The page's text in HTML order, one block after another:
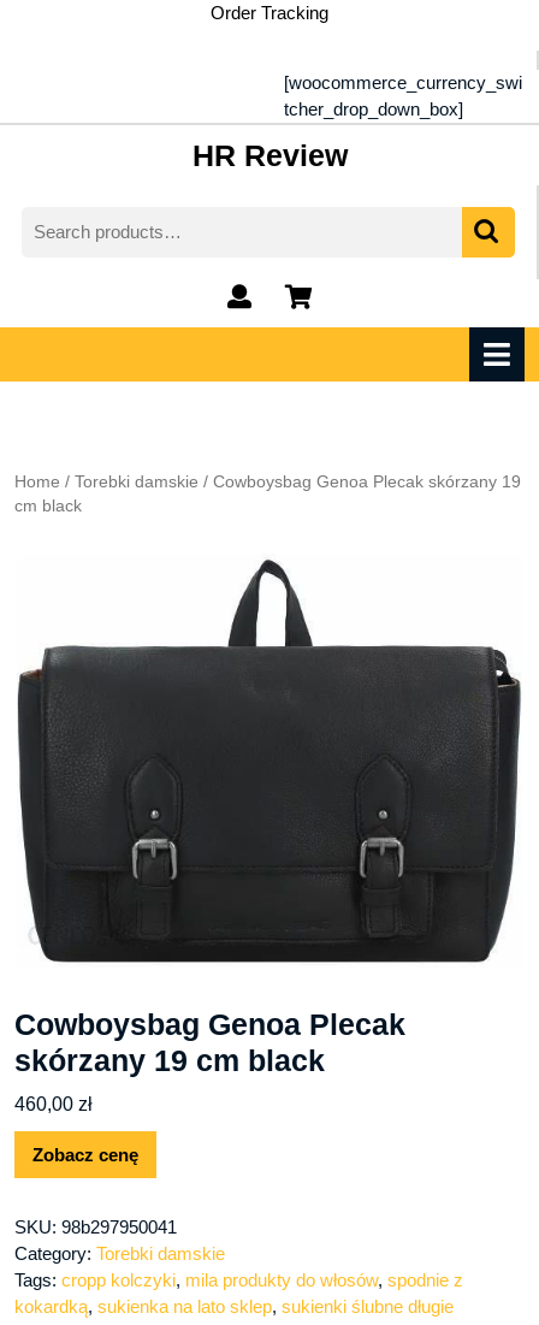
Order Tracking
[woocommerce_currency_swi
tcher_drop_down_box]
HR Review
for:
My
Account
shopping
cart
Home / Torebki damskie / Cowboysbag Genoa Plecak skórzany 19
cm black
Cowboysbag Genoa Plecak
skórzany 19 cm black
460,00 zł
Zobacz cenę
SKU: 98b297950041
Category: Torebki damskie
Tags: cropp kolczyki, mila produkty do włosów, spodnie z
kokardką, sukienka na lato sklep, sukienki ślubne długie